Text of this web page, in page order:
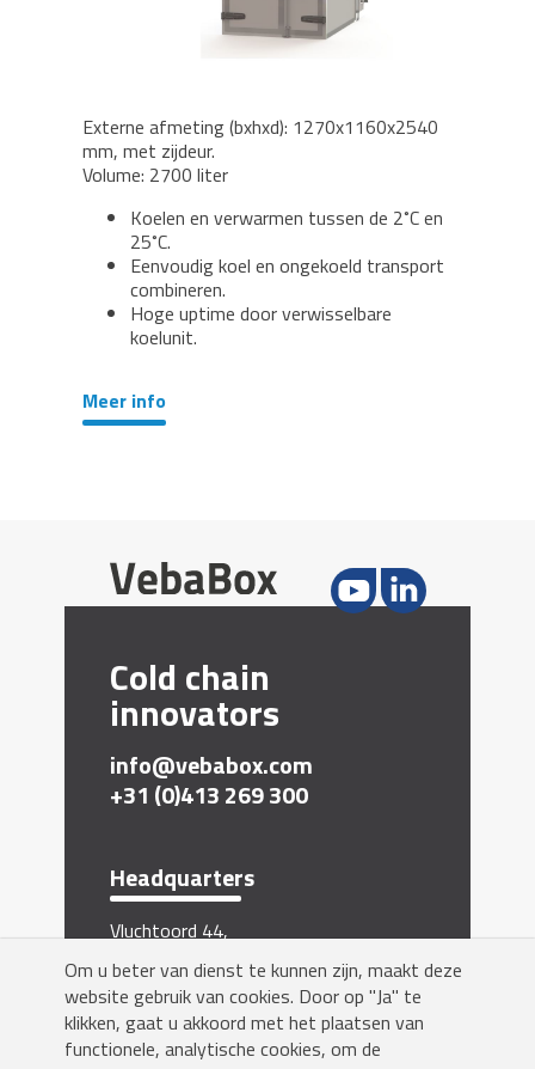
Om u beter van dienst te kunnen zijn, maakt deze
website gebruik van cookies. Door op "Ja" te
klikken, gaat u akkoord met het plaatsen van
functionele, analytische cookies, om de
Externe afmeting (bxhxd): 1270x1160x2540
mm, met zijdeur.
Volume: 2700 liter
Koelen en verwarmen tussen de 2˚C en
25˚C.
Eenvoudig koel en ongekoeld transport
combineren.
Hoge uptime door verwisselbare
koelunit.
Meer info
Cold chain
innovators
info@vebabox.com
+31 (0)413 269 300
Headquarters
Vluchtoord 44,
Inschrijven nieuwsbrief